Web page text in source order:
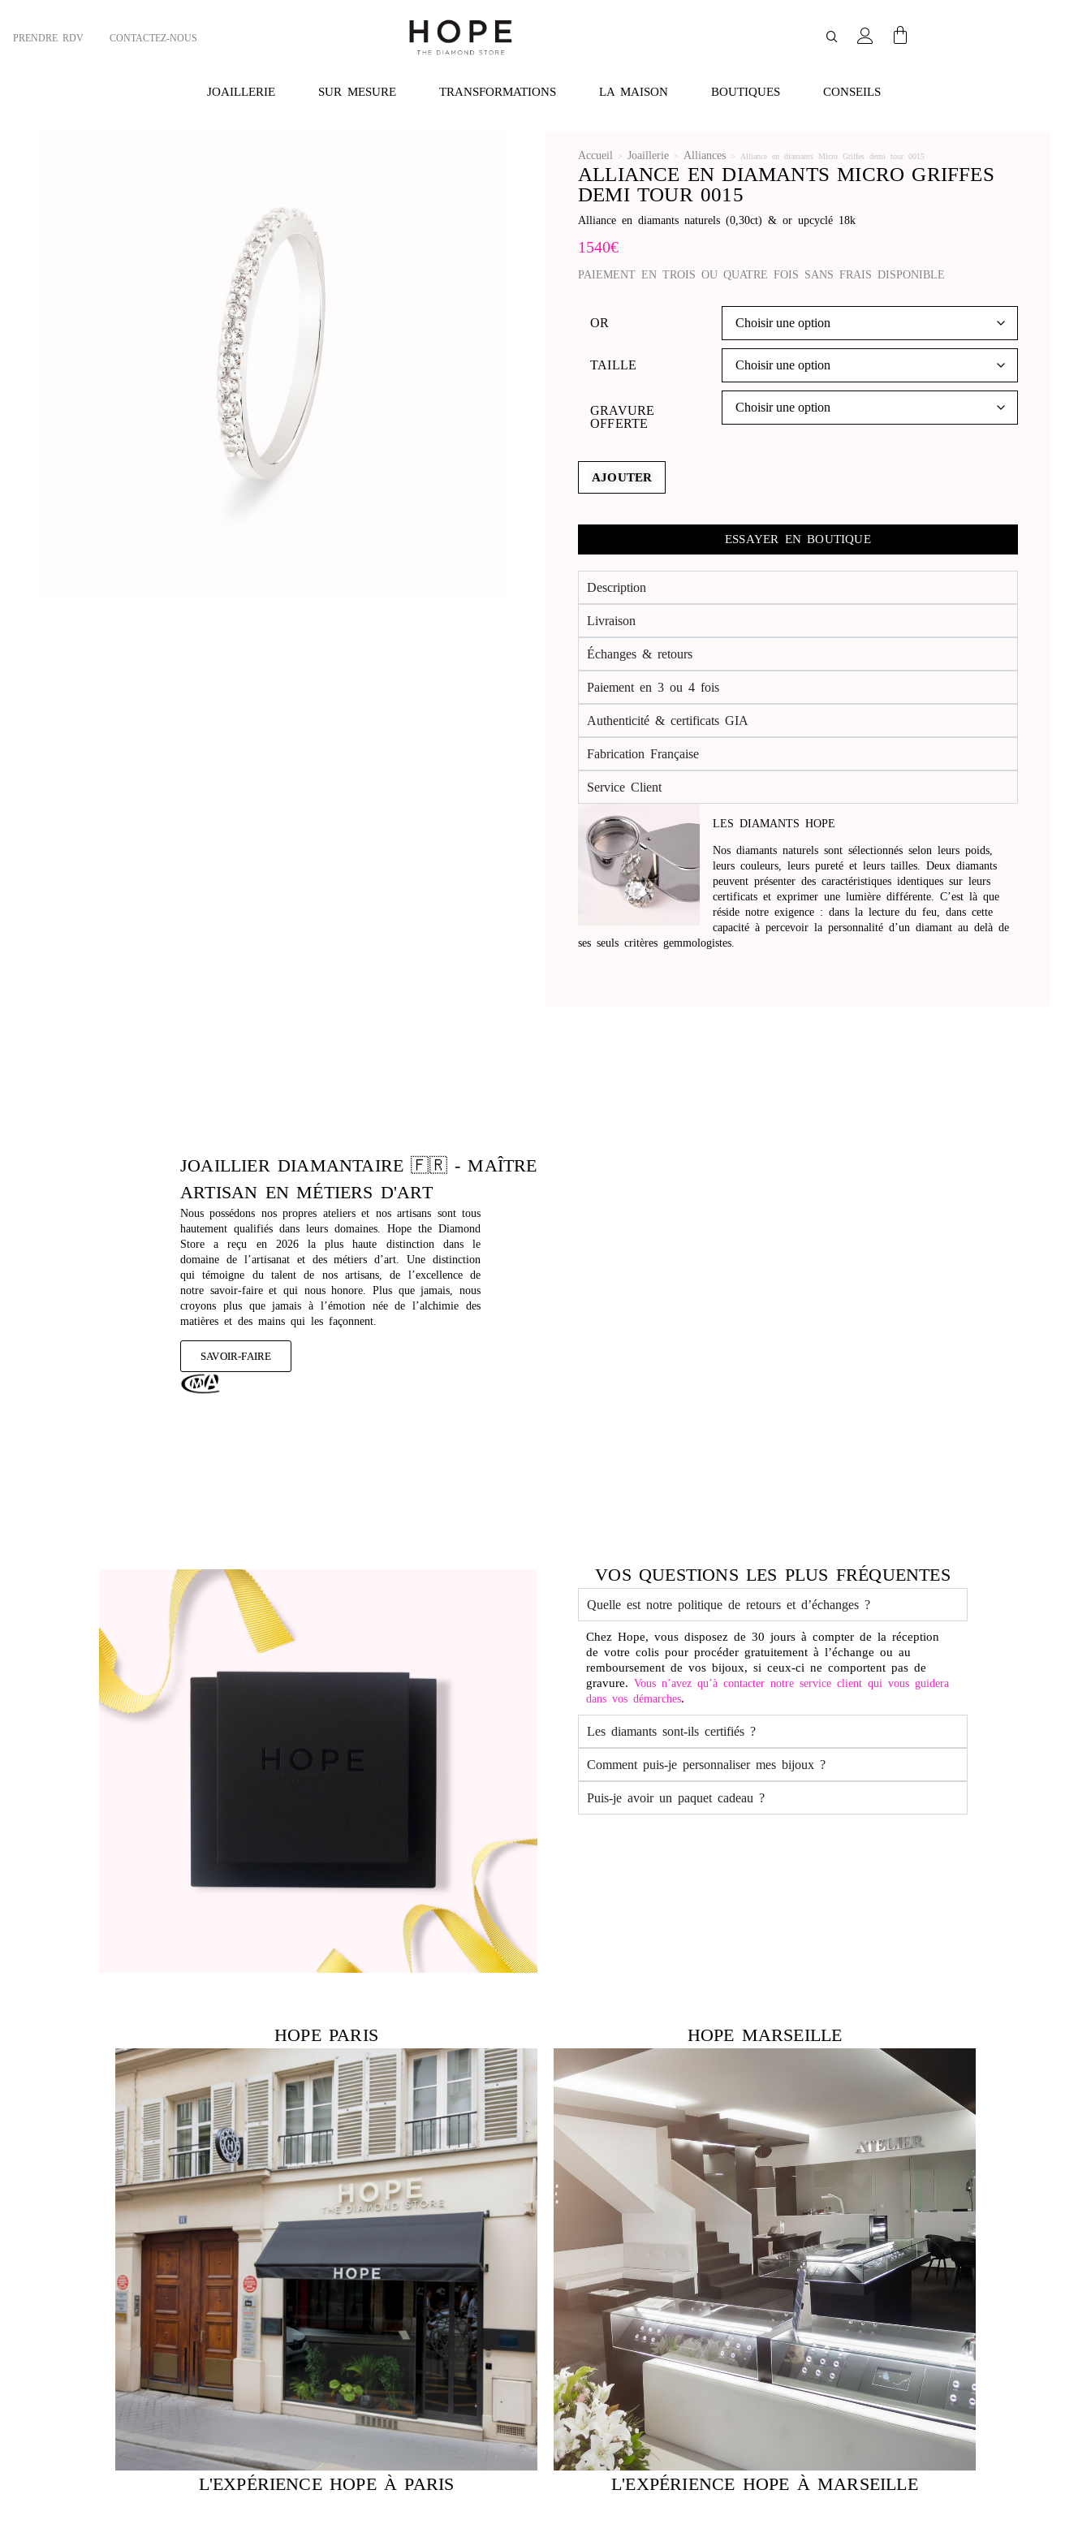
PRENDRE RDV CONTACTEZ-NOUS
JOAILLERIE SUR MESURE TRANSFORMATIONS LA MAISON BOUTIQUES CONSEILS
Accueil > Joaillerie > Alliances > Alliance en diamants Micro Griffes demi tour 0015
ALLIANCE EN DIAMANTS MICRO GRIFFES
DEMI TOUR 0015
Alliance en diamants naturels (0,30ct) & or upcyclé 18k
1540€
PAIEMENT EN TROIS OU QUATRE FOIS SANS FRAIS DISPONIBLE
OR
TAILLE
GRAVURE
OFFERTE
AJOUTER
ESSAYER EN BOUTIQUE
Description
Livraison
Échanges & retours
Paiement en 3 ou 4 fois
Authenticité & certificats GIA
Fabrication Française
Service Client
LES DIAMANTS HOPE
Nos diamants naturels sont sélectionnés selon leurs poids,
leurs couleurs, leurs pureté et leurs tailles. Deux diamants
peuvent présenter des caractéristiques identiques sur leurs
certificats et exprimer une lumière différente. C’est là que
réside notre exigence : dans la lecture du feu, dans cette
capacité à percevoir la personnalité d’un diamant au delà de
ses seuls critères gemmologistes.
JOAILLIER DIAMANTAIRE 🇫🇷 - MAÎTRE
ARTISAN EN MÉTIERS D'ART
Nous possédons nos propres ateliers et nos artisans sont tous
hautement qualifiés dans leurs domaines. Hope the Diamond
Store a reçu en 2026 la plus haute distinction dans le
domaine de l’artisanat et des métiers d’art. Une distinction
qui témoigne du talent de nos artisans, de l’excellence de
notre savoir-faire et qui nous honore. Plus que jamais, nous
croyons plus que jamais à l’émotion née de l’alchimie des
matières et des mains qui les façonnent.
SAVOIR-FAIRE
VOS QUESTIONS LES PLUS FRÉQUENTES
Quelle est notre politique de retours et d’échanges ?
Chez Hope, vous disposez de 30 jours à compter de la réception
de votre colis pour procéder gratuitement à l’échange ou au
remboursement de vos bijoux, si ceux-ci ne comportent pas de
gravure. Vous n’avez qu’à contacter notre service client qui vous guidera
dans vos démarches.
Les diamants sont-ils certifiés ?
Comment puis-je personnaliser mes bijoux ?
Puis-je avoir un paquet cadeau ?
HOPE PARIS
L'EXPÉRIENCE HOPE À PARIS
HOPE MARSEILLE
L'EXPÉRIENCE HOPE À MARSEILLE